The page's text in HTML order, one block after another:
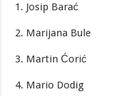
1. Josip Barać
2. Marijana Bule
3. Martin Ćorić
4. Mario Dodig